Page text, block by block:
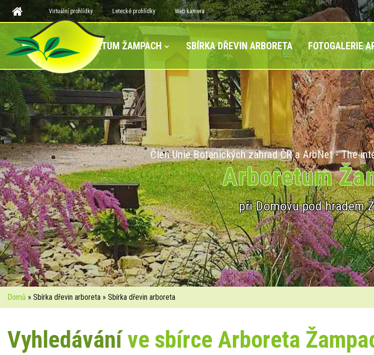
Virtuální prohlídky Letecké prohlídky Web kamera
ARBORETUM ŽAMPACH SBÍRKA DŘEVIN ARBORETA FOTOGALERIE
Člen Unie Botanických zahrad ČR a ArbNet - The
Arboretum
při Domovu pod hradem
Domů » Sbírka dřevin arboreta » Sbírka dřevin arboreta
Vyhledáváníve sbírce Arboreta